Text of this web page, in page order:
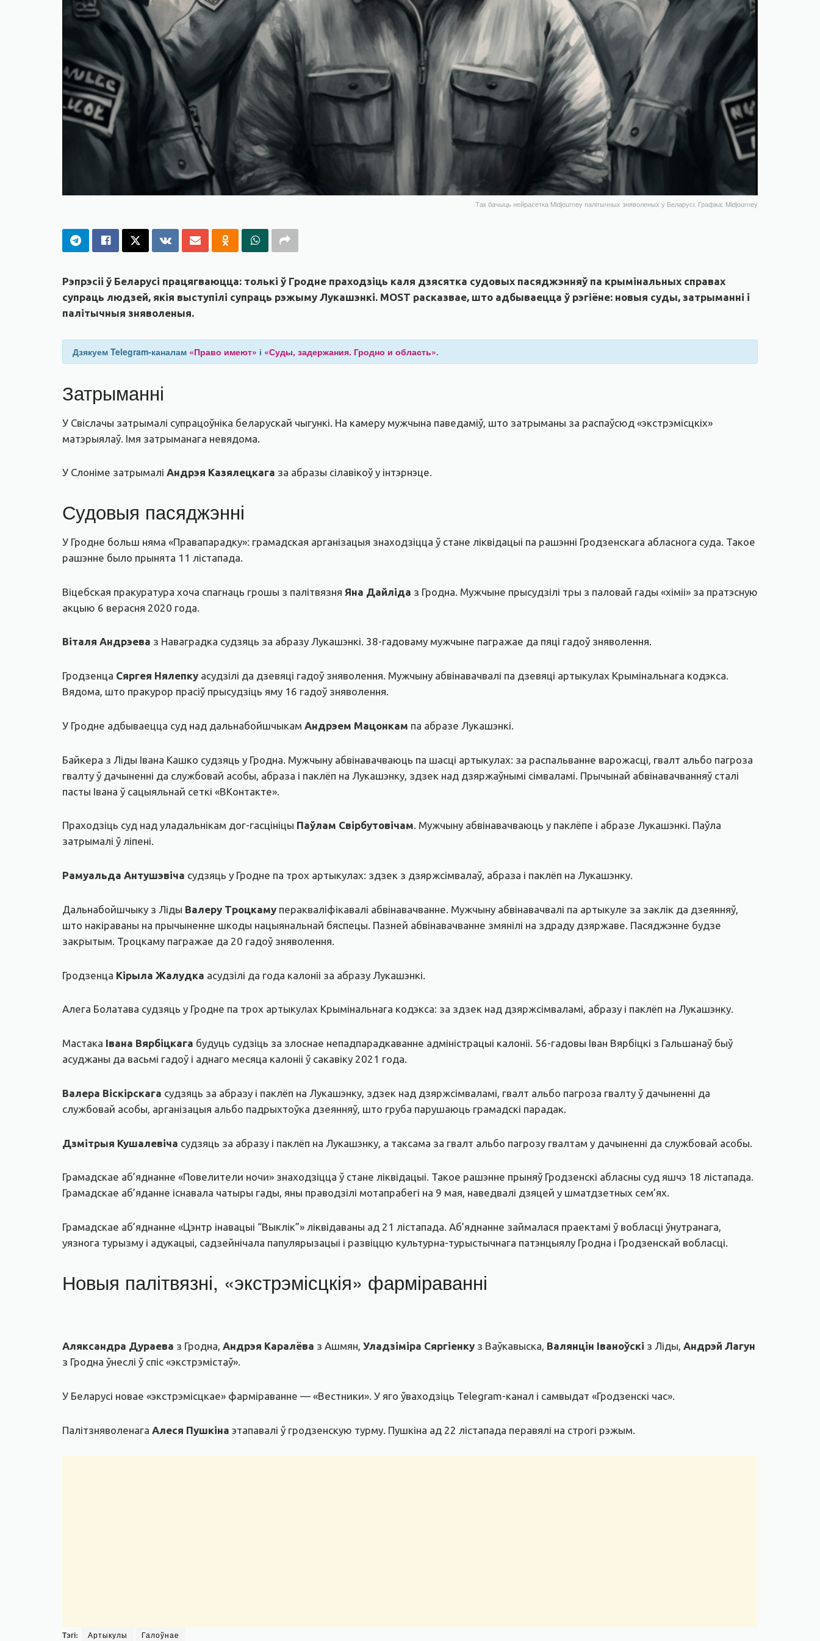
Так бачыць нейрасетка Midjourney палітычных зняволеных у Беларусі. Графіка: Midjourney
Рэпрэсіі ў Беларусі працягваюцца: толькі ў Гродне праходзіць каля дзясятка судовых пасяджэнняў па крымінальных справах
супраць людзей, якія выступілі супраць рэжыму Лукашэнкі. MOST расказвае, што адбываецца ў рэгіёне: новыя суды, затрыманні і
палітычныя зняволеныя.
Дзякуем Telegram-каналам «Право имеют» і «Суды, задержания. Гродно и область».
Затрыманні
У Свіслачы затрымалі супрацоўніка беларускай чыгункі. На камеру мужчына паведаміў, што затрыманы за распаўсюд «экстрэмісцкіх»
матэрыялаў. Імя затрыманага невядома.
У Слоніме затрымалі Андрэя Казялецкага за абразы сілавікоў у інтэрнэце.
Судовыя пасяджэнні
У Гродне больш няма «Правапарадку»: грамадская арганізацыя знаходзіцца ў стане ліквідацыі па рашэнні Гродзенскага абласнога суда. Такое
рашэнне было прынята 11 лістапада.
Віцебская пракуратура хоча спагнаць грошы з палітвязня Яна Дайліда з Гродна. Мужчыне прысудзілі тры з паловай гады «хіміі» за пратэсную
акцыю 6 верасня 2020 года.
Віталя Андрэева з Наваградка судзяць за абразу Лукашэнкі. 38-гадоваму мужчыне пагражае да пяці гадоў зняволення.
Гродзенца Сяргея Нялепку асудзілі да дзевяці гадоў зняволення. Мужчыну абвінавачвалі па дзевяці артыкулах Крымінальнага кодэкса.
Вядома, што пракурор прасіў прысудзіць яму 16 гадоў зняволення.
У Гродне адбываецца суд над дальнабойшчыкам Андрэем Мацонкам па абразе Лукашэнкі.
Байкера з Ліды Івана Кашко судзяць у Гродна. Мужчыну абвінавачваюць па шасці артыкулах: за распальванне варожасці, гвалт альбо пагроза
гвалту ў дачыненні да службовай асобы, абраза і паклёп на Лукашэнку, здзек над дзяржаўнымі сімваламі. Прычынай абвінавачванняў сталі
пасты Івана ў сацыяльнай сеткі «ВКонтакте».
Праходзіць суд над уладальнікам дог-гасцініцы Паўлам Свірбутовічам. Мужчыну абвінавачваюць у паклёпе і абразе Лукашэнкі. Паўла
затрымалі ў ліпені.
Рамуальда Антушэвіча судзяць у Гродне па трох артыкулах: здзек з дзяржсімвалаў, абраза і паклёп на Лукашэнку.
Дальнабойшчыку з Ліды Валеру Троцкаму перакваліфікавалі абвінавачванне. Мужчыну абвінавачвалі па артыкуле за заклік да дзеянняў,
што накіраваны на прычыненне шкоды нацыянальнай бяспецы. Пазней абвінавачванне змянілі на здраду дзяржаве. Пасяджэнне будзе
закрытым. Троцкаму пагражае да 20 гадоў зняволення.
Гродзенца Кірыла Жалудка асудзілі да года калоніі за абразу Лукашэнкі.
Алега Болатава судзяць у Гродне па трох артыкулах Крымінальнага кодэкса: за здзек над дзяржсімваламі, абразу і паклёп на Лукашэнку.
Мастака Івана Вярбіцкага будуць судзіць за злоснае непадпарадкаванне адміністрацыі калоніі. 56-гадовы Іван Вярбіцкі з Гальшанаў быў
асуджаны да васьмі гадоў і аднаго месяца калоніі ў сакавіку 2021 года.
Валера Віскірскага судзяць за абразу і паклёп на Лукашэнку, здзек над дзяржсімваламі, гвалт альбо пагроза гвалту ў дачыненні да
службовай асобы, арганізацыя альбо падрыхтоўка дзеянняў, што груба парушаюць грамадскі парадак.
Дзмітрыя Кушалевіча судзяць за абразу і паклёп на Лукашэнку, а таксама за гвалт альбо пагрозу гвалтам у дачыненні да службовай асобы.
Грамадскае аб’яднанне «Повелители ночи» знаходзіцца ў стане ліквідацыі. Такое рашэнне прыняў Гродзенскі абласны суд яшчэ 18 лістапада.
Грамадскае аб’яданне існавала чатыры гады, яны праводзілі мотапрабегі на 9 мая, наведвалі дзяцей у шматдзетных сем’ях.
Грамадскае аб’яднанне «Цэнтр інавацыі “Выклік”» ліквідаваны ад 21 лістапада. Аб’яднанне займалася праектамі ў вобласці ўнутранага,
уязнога турызму і адукацыі, садзейнічала папулярызацыі і развіццю культурна-турыстычнага патэнцыялу Гродна і Гродзенскай вобласці.
Новыя палітвязні, «экстрэмісцкія» фарміраванні
Аляксандра Дураева з Гродна, Андрэя Каралёва з Ашмян, Уладзіміра Сяргіенку з Ваўкавыска, Валянцін Іваноўскі з Ліды, Андрэй Лагун
з Гродна ўнеслі ў спіс «экстрэмістаў».
У Беларусі новае «экстрэмісцкае» фарміраванне — «Вестники». У яго ўваходзіць Telegram-канал і самвыдат «Гродзенскі час».
Палітзняволенага Алеся Пушкіна этапавалі ў гродзенскую турму. Пушкіна ад 22 лістапада перавялі на строгі рэжым.
Тэгі: Артыкулы Галоўнае